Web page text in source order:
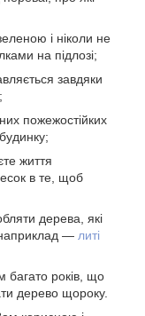
і ніколи не
на підлозі;
завдяки
пожежостійких
життя
в те, щоб
дерева, які
наприклад ― литі
багато років, що
дерево щороку.